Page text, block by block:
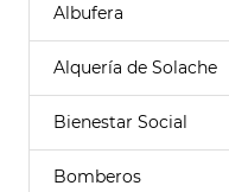
Albufera
Alquería de Solache
Bienestar Social
Bomberos